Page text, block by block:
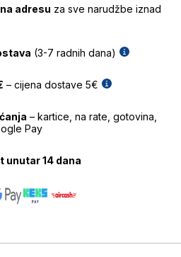
adresu za sve narudžbe iznad
(3-7 radnih dana)
– cijena dostave 5€
– kartice, na rate, gotovina,
Pay
unutar 14 dana